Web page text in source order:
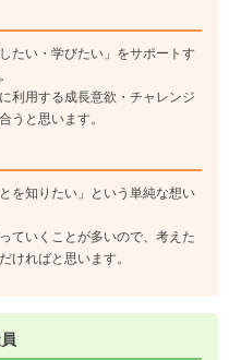
ず、応用力が求められる非
ます。
・工夫を論理的に整理し、
に、専門職もしくは管理
キャリアパスを選択しま
たい・学びたい」をサポートす
利用する成長意欲・チャレンジ
うと思います。
を知りたい」という単純な想い
ていくことが多いので、考えた
ければと思います。